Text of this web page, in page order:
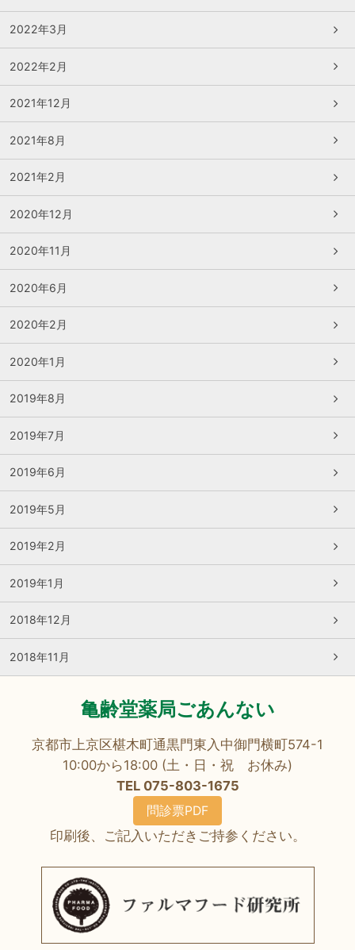
2022年3月
2022年2月
2021年12月
2021年8月
2021年2月
2020年12月
2020年11月
2020年6月
2020年2月
2020年1月
2019年8月
2019年7月
2019年6月
2019年5月
2019年2月
2019年1月
2018年12月
2018年11月
亀齢堂薬局ごあんない
京都市上京区椹木町通黒門東入中御門横町574-1
10:00から18:00 (土・日・祝 お休み)
TEL 075-803-1675
問診票PDF
印刷後、ご記入いただきご持参ください。